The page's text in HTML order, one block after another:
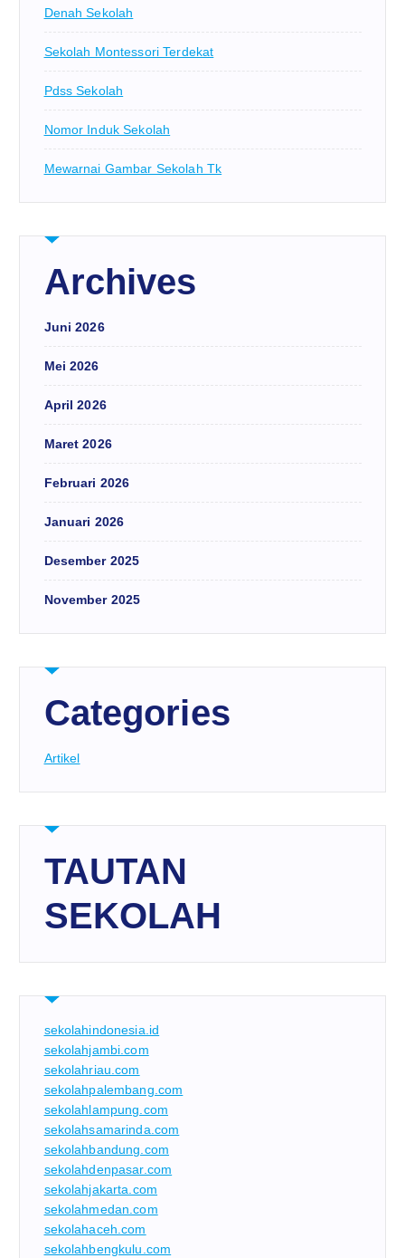
Denah Sekolah
Sekolah Montessori Terdekat
Pdss Sekolah
Nomor Induk Sekolah
Mewarnai Gambar Sekolah Tk
Archives
Juni 2026
Mei 2026
April 2026
Maret 2026
Februari 2026
Januari 2026
Desember 2025
November 2025
Categories
Artikel
TAUTAN
SEKOLAH
sekolahindonesia.id
sekolahjambi.com
sekolahriau.com
sekolahpalembang.com
sekolahlampung.com
sekolahsamarinda.com
sekolahbandung.com
sekolahdenpasar.com
sekolahjakarta.com
sekolahmedan.com
sekolahaceh.com
sekolahbengkulu.com